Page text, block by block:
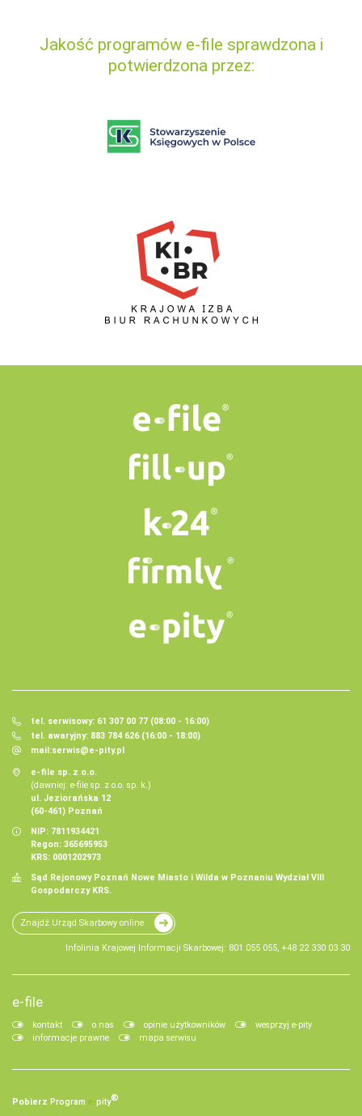
Jakość programów e-file sprawdzona i
potwierdzona przez:
tel. serwisowy: 61 307 00 77 (08:00 - 16:00)
tel. awaryjny: 883 784 626 (16:00 - 18:00)
mail:serwis@e-pity.pl
e-file sp. z o.o.
(dawniej: e-file sp. z o.o. sp. k.)
ul. Jeziorańska 12
(60-461) Poznań
NIP: 7811934421
Regon: 365695953
KRS: 0001202973
Sąd Rejonowy Poznań Nowe Miasto i Wilda w Poznaniu Wydział VIII
Gospodarczy KRS.
Znajdź Urząd Skarbowy online
Infolinia Krajowej Informacji Skarbowej: 801 055 055, +48 22 330 03 30
e-file
kontakt o nas opinie użytkowników
wesprzyj e-pity
informacje prawne
mapa serwisu
Pobierz Program e‑pity®